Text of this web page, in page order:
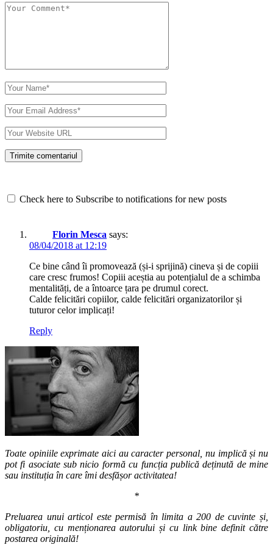
Check here to Subscribe to notifications for new posts
Florin Mesca says:
08/04/2018 at 12:19
Ce bine când îi promovează (și-i sprijină) cineva și de copiii
care cresc frumos! Copiii aceștia au potențialul de a schimba
mentalități, de a întoarce țara pe drumul corect.
Calde felicitări copiilor, calde felicitări organizatorilor și
tuturor celor implicați!
Reply
Toate opiniile exprimate aici au caracter personal, nu implică și nu
pot fi asociate sub nicio formă cu funcția publică deținută de mine
sau instituția în care îmi desfășor activitatea!
*
Preluarea unui articol este permisă în limita a 200 de cuvinte și,
obligatoriu, cu menționarea autorului și cu link bine definit către
postarea originală!